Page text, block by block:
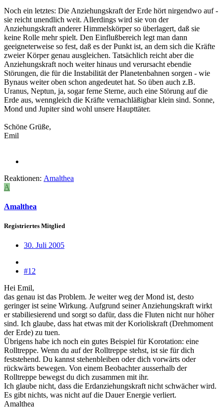
Noch ein letztes: Die Anziehungskraft der Erde hört nirgendwo auf -
sie reicht unendlich weit. Allerdings wird sie von der
Anziehungskraft anderer Himmelskörper so überlagert, daß sie
keine Rolle mehr spielt. Den Einflußbereich legt man dann
geeigneterweise so fest, daß es der Punkt ist, an dem sich die Kräfte
zweier Körper genau ausgleichen. Tatsächlich reicht aber die
Anziehungskraft noch weiter hinaus und verursacht ebendie
Störungen, die für die Instabilität der Planetenbahnen sorgen - wie
Bynaus weiter oben schon angedeutet hat. So üben auch z.B.
Uranus, Neptun, ja, sogar ferne Sterne, auch eine Störung auf die
Erde aus, wenngleich die Kräfte vernachläßigbar klein sind. Sonne,
Mond und Jupiter sind wohl unsere Haupttäter.
Schöne Grüße,
Emil
Reaktionen: Amalthea
A
Amalthea
Registriertes Mitglied
30. Juli 2005
#12
Hei Emil,
das genau ist das Problem. Je weiter weg der Mond ist, desto
geringer ist seine Wirkung. Aufgrund seiner Anziehungskraft wirkt
er stabiliesierend und sorgt so dafür, dass die Fluten nicht nur höher
sind. Ich glaube, dass hat etwas mit der Korioliskraft (Drehmoment
der Erde) zu tuen.
Übrigens habe ich noch ein gutes Beispiel für Korotation: eine
Rolltreppe. Wenn du auf der Rolltreppe stehst, ist sie für dich
feststehend. Du kannst stehenbleiben oder dich vorwärts oder
rückwärts bewegen. Von einem Beobachter ausserhalb der
Rolltreppe bewegst du dich zusammen mit ihr.
Ich glaube nicht, dass die Erdanziehungskraft nicht schwächer wird.
Es gibt nichts, was nicht auf die Dauer Energie verliert.
Amalthea